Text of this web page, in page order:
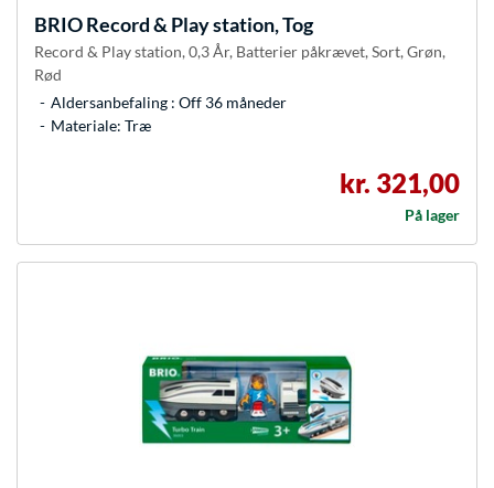
BRIORecord & Play station, Tog
Record & Play station, 0,3 År, Batterier påkrævet, Sort, Grøn,
Rød
Aldersanbefaling : Off 36 måneder
Materiale: Træ
kr. 321,00
På lager